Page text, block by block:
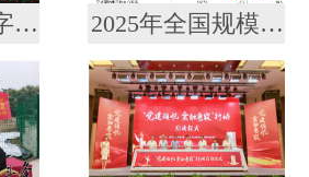
从头抓紧，干字当头！镇江召开创新引领产业强市大会暨要素市场化配置综合改革推进会 2025年全国规模以上文化及相关产业企业营业收入增长7.4%